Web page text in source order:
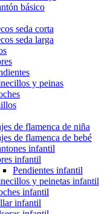
básico
seda corta
seda larga
y peinas
de flamenca de niña
de flamenca de bebé
infantil
infantil
Pendientes infantil
y peinetas infantil
infantil
infantil